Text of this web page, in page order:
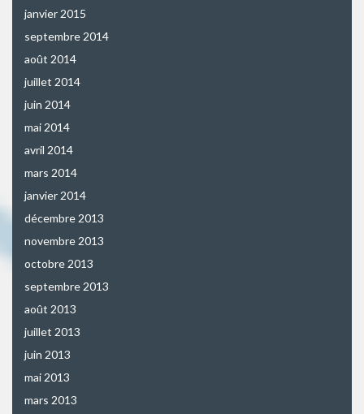
janvier 2015
septembre 2014
août 2014
juillet 2014
juin 2014
mai 2014
avril 2014
mars 2014
janvier 2014
décembre 2013
novembre 2013
octobre 2013
septembre 2013
août 2013
juillet 2013
juin 2013
mai 2013
mars 2013